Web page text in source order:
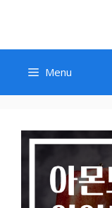
content
Menu